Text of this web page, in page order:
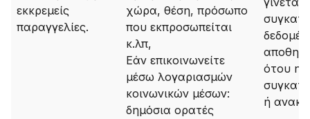
εκκρεμείς
παραγγελίες.
χώρα, θέση, πρόσωπο
που εκπροσωπείται
κ.λπ,
Εάν επικοινωνείτε
μέσω λογαριασμών
κοινωνικών μέσων:
δημόσια ορατές
ότου η
ή